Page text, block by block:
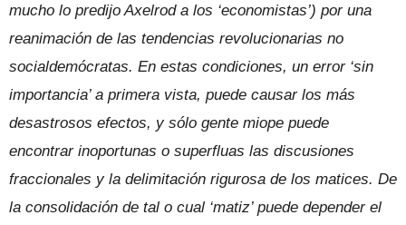
mucho lo predijo Axelrod a los ‘economistas’) por una
reanimación de las tendencias revolucionarias no
socialdemócratas. En estas condiciones, un error ‘sin
importancia’ a primera vista, puede causar los más
desastrosos efectos, y sólo gente miope puede
encontrar inoportunas o superfluas las discusiones
fraccionales y la delimitación rigurosa de los matices. De
la consolidación de tal o cual ‘matiz’ puede depender el